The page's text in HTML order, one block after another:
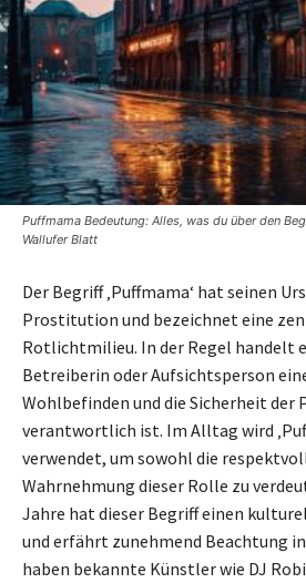
Puffmama Bedeutung: Alles, was du über den
Wallufer Blatt
Der Begriff ‚Puffmama‘ hat seinen
Prostitution und bezeichnet eine
Rotlichtmilieu. In der Regel handelt
Betreiberin oder Aufsichtsperson
Wohlbefinden und die Sicherheit
verantwortlich ist. Im Alltag wird
verwendet, um sowohl die
Wahrnehmung dieser Rolle zu
Jahre hat dieser Begriff einen
und erfährt zunehmend Beachtung
haben bekannte Künstler wie DJ